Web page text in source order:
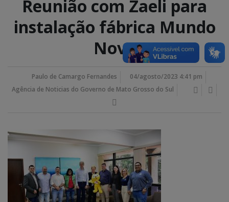
Reunião com Zaeli para
instalação fábrica Mundo
Novo
Paulo de Camargo Fernandes
04/agosto/2023 4:41 pm
Agência de Noticias do Governo de Mato Grosso do Sul